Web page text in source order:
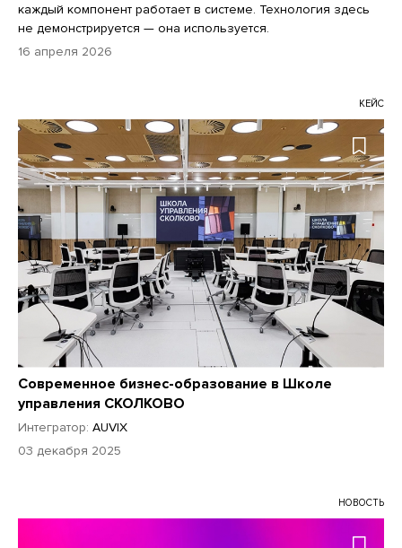
каждый компонент работает в системе. Технология здесь
не демонстрируется — она используется.
16 апреля 2026
КЕЙС
Современное бизнес-образование в Школе
управления СКОЛКОВО
Интегратор: AUVIX
03 декабря 2025
НОВОСТЬ